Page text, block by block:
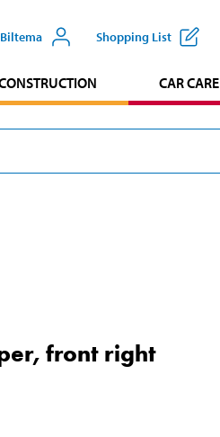
Shopping List
CAR CARE
front right